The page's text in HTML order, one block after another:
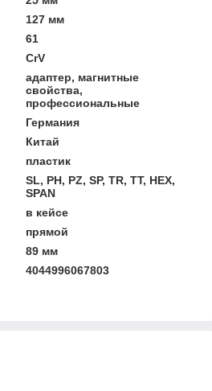
127 мм
61
CrV
адаптер, магнитные
свойства,
профессиональные
Германия
Китай
пластик
SL, PH, PZ, SP, TR, TT, HEX,
SPAN
в кейсе
прямой
89 мм
4044996067803